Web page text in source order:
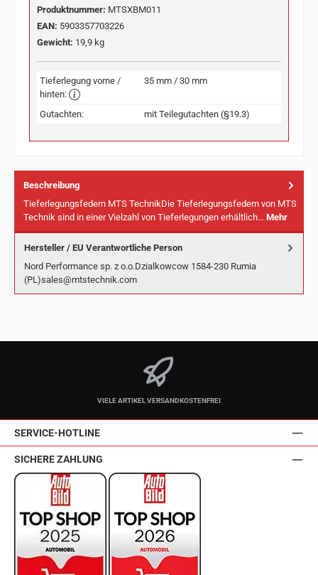
Produktnummer: MTSXBM011
EAN: 5903357703226
Gewicht: 19,9 kg
Tieferlegung vorne /
hinten:
35 mm / 30 mm
Gutachten: mit Teilegutachten (§19.3)
Beschreibung
Tieferlegungsfedern MTS TechnikDie Tieferlegungsfedern von MTS
Technik sind in einer Vielzahl von Tieferlegungen erhältlich… Mehr
Hersteller / EU Verantwortliche Person
Nord Performance sp. z o.o.Dzialkowcow 1584-230 Rumia
(PL)sales@mtstechnik.com
VIELE ARTIKEL VERSANDKOSTENFREI
SERVICE-HOTLINE
SICHERE ZAHLUNG